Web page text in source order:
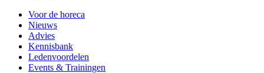
Voor de horeca
Nieuws
Advies
Kennisbank
Ledenvoordelen
Events & Trainingen